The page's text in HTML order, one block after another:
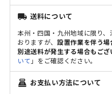
local_shipping 送料について
本州・四国・九州地域に限り
おりますが、 設置作業を伴う場
別途送料が発生する場合もござ
いて 」をご確認ください。
point_of_sale お支払い方法について